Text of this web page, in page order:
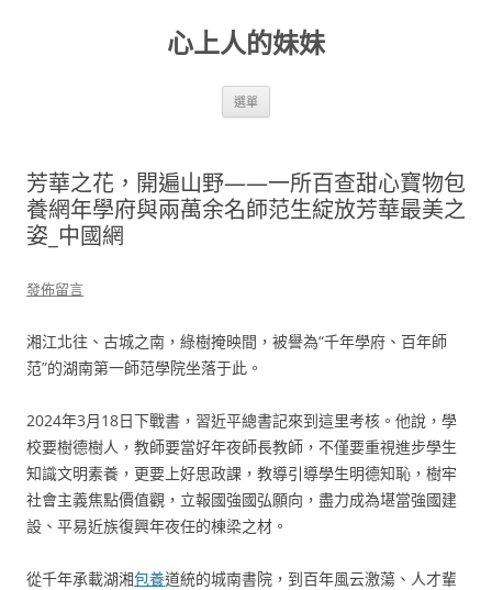
心上人的妹妹
選單
芳華之花，開遍山野——一所百查甜心寶物包
養網年學府與兩萬余名師范生綻放芳華最美之
姿_中國網
發佈留言
湘江北往、古城之南，綠樹掩映間，被譽為“千年學府、百年師
范”的湖南第一師范學院坐落于此。
2024年3月18日下戰書，習近平總書記來到這里考核。他說，學
校要樹德樹人，教師要當好年夜師長教師，不僅要重視進步學生
知識文明素養，更要上好思政課，教導引導學生明德知恥，樹牢
社會主義焦點價值觀，立報國強國弘願向，盡力成為堪當強國建
設、平易近族復興年夜任的棟梁之材。
從千年承載湖湘包養道統的城南書院，到百年風云激蕩、人才輩